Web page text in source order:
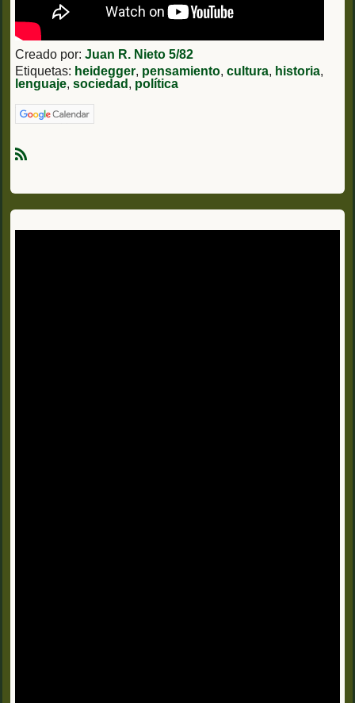
Creado por: Juan R. Nieto 5/82
Etiquetas: heidegger, pensamiento, cultura, historia,
lenguaje, sociedad , política
S